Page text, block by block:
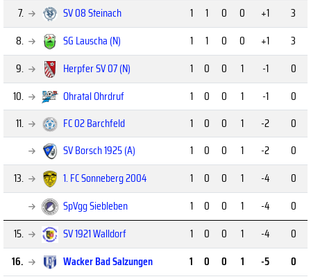
7.
SV 08 Steinach 1 1 0 0 +1
3
8.
SG Lauscha (N) 1 1 0 0 +1
3
9.
Herpfer SV 07 (N) 1 0 0 1 -1
0
10.
Ohratal Ohrdruf 1 0 0 1 -1
0
11.
FC 02 Barchfeld 1 0 0 1 -2
0
SV Borsch 1925 (A)
1 0 0 1 -2
0
13.
1. FC Sonneberg 2004 1 0 0 1 -4
0
SpVgg Siebleben
1 0 0 1 -4
0
15.
SV 1921 Walldorf 1 0 0 1 -4
0
16.
Wacker Bad Salzungen 1 0 0 1 -5 0